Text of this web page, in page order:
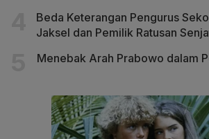
Beda Keterangan Pengurus
Jaksel dan Pemilik Ratusan
Menebak Arah Prabowo dalam